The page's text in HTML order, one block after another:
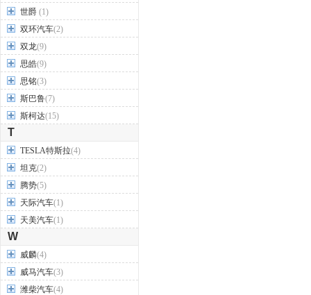
世爵 (1)
双环汽车(2)
双龙(9)
思皓(9)
思铭(3)
斯巴鲁(7)
斯柯达(15)
T
TESLA特斯拉(4)
坦克(2)
腾势(5)
天际汽车(1)
天美汽车(1)
W
威麟(4)
威马汽车(3)
潍柴汽车(4)